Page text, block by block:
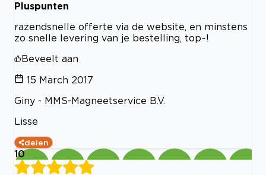
Pluspunten
razendsnelle offerte via de website, en minstens
zo snelle levering van je bestelling, top~!
Beveelt aan
15 March 2017
Giny - MMS-Magneetservice B.V.
Lisse
delen
10